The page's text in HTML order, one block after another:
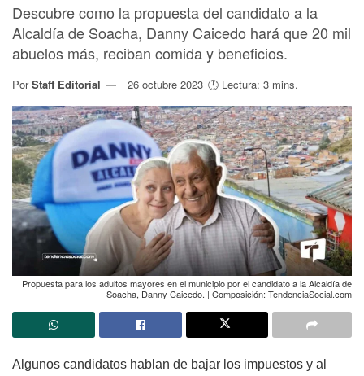
Descubre como la propuesta del candidato a la
Alcaldía de Soacha, Danny Caicedo hará que 20 mil
abuelos más, reciban comida y beneficios.
Por Staff Editorial 26 octubre 2023 🕒 Lectura: 3 mins.
Propuesta para los adultos mayores en el municipio por el candidato a la Alcaldía de
Soacha, Danny Caicedo. | Composición: TendenciaSocial.com
Algunos candidatos hablan de bajar los impuestos y al